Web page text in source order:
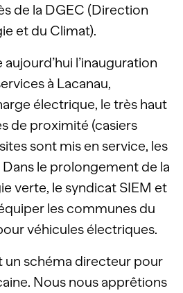
de la DGEC (Direction
et du Climat).
l’inauguration
à Lacanau,
électrique, le très haut
de proximité (casiers
sont mis en service, les
le prolongement de la
verte, le syndicat SIEM et
les communes du
véhicules électriques.
un schéma directeur pour
Nous nous apprêtions